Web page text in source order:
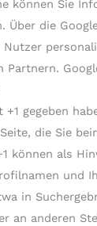
können Sie
Über die
Nutzer
Partnern.
gegeben
die Sie
können als
und
in
an anderen